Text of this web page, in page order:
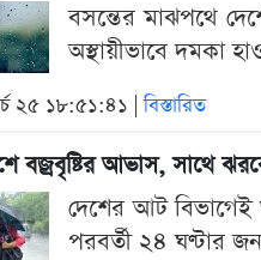
বসন্তের মাঝপথে
অস্থায়ীভাবে দমকা
২৫ ১৮:৫১:৪১ |বিস্তারিত
বজ্রবৃষ্টির আভাস, সাথে
দেশের আট বিভাগেই
পরবর্তী ২৪ ঘণ্টার